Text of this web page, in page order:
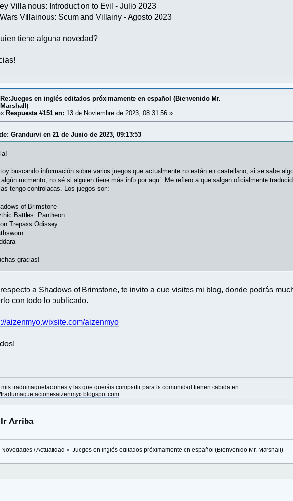
Villainous: Introduction to Evil - Julio 2023
Villainous: Scum and Villainy - Agosto 2023
tiene alguna novedad?
Re:Juegos en inglés editados próximamente en español (Bienvenido Mr.
Marshall)
«Respuesta #151 en: 13 de Noviembre de 2023, 08:31:56 »
Grandurvi en 21 de Junio de 2023, 09:13:53
buscando información sobre varios juegos que actualmente no están en castellano, si se sabe
algún momento, no sé si alguien tiene más info por aquí. Me refiero a que salgan oficialmente
tengo controladas. Los juegos son:
of Brimstone
Battles: Pantheon
Trepass Odissey
gracias!
a Shadows of Brimstone, te invito a que visites mi blog, donde podrás
con todo lo publicado.
aizenmyo.wixsite.com/aizenmyo
mis tradumaquetaciones y las que queráis compartir para la comunidad tienen cabida en:
tradumaquetacionesaizenmyo.blogspot.com
Ir Arriba
Novedades / Actualidad » Juegos en inglés editados próximamente en español (Bienvenido Mr. Marshall)